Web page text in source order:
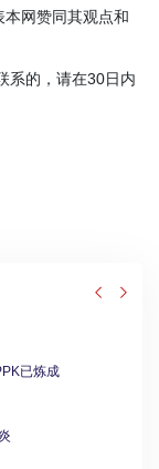
网赞同其观点和
系的，请在30日内
已炼成